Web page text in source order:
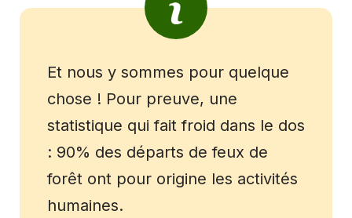
Et nous y sommes pour quelque
chose ! Pour preuve, une
statistique qui fait froid dans le dos
: 90% des départs de feux de
forêt ont pour origine les activités
humaines.